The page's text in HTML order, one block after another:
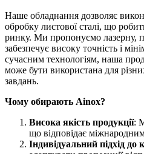
Наше обладнання дозволяє
обробку листової сталі, що
ринку. Ми пропонуємо лазерну,
забезпечує високу точність і
сучасним технологіям, наша
може бути використана для
завдань.
Чому обирають Ainox?
Висока якість продукції:
що відповідає
Індивідуальний підхід до